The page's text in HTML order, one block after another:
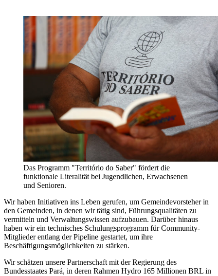
Das Programm "Território do Saber" fördert die
funktionale Literalität bei Jugendlichen, Erwachsenen
und Senioren.
Wir haben Initiativen ins Leben gerufen, um Gemeindevorsteher in
den Gemeinden, in denen wir tätig sind, Führungsqualitäten zu
vermitteln und Verwaltungswissen aufzubauen. Darüber hinaus
haben wir ein technisches Schulungsprogramm für Community-
Mitglieder entlang der Pipeline gestartet, um ihre
Beschäftigungsmöglichkeiten zu stärken.
Wir schätzen unsere Partnerschaft mit der Regierung des
Bundesstaates Pará, in deren Rahmen Hydro 165 Millionen BRL in